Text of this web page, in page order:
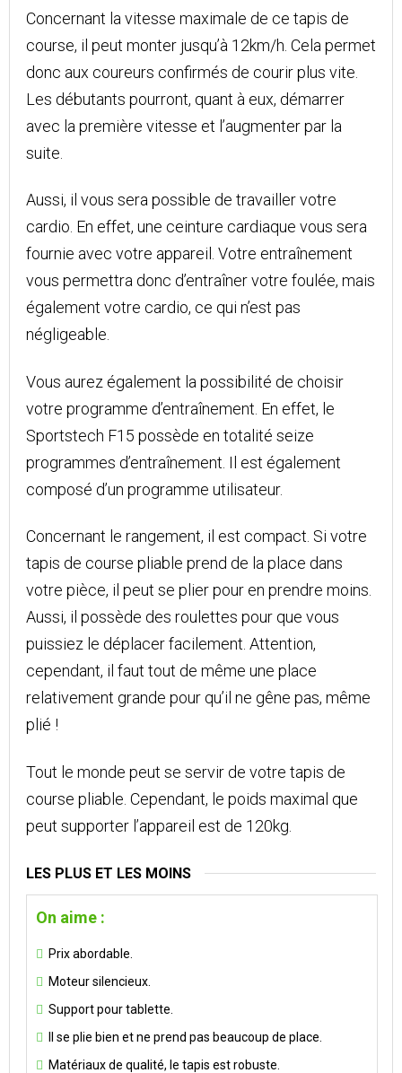
Concernant la vitesse maximale de ce tapis de
course, il peut monter jusqu’à 12km/h. Cela permet
donc aux coureurs confirmés de courir plus vite.
Les débutants pourront, quant à eux, démarrer
avec la première vitesse et l’augmenter par la
suite.
Aussi, il vous sera possible de travailler votre
cardio. En effet, une ceinture cardiaque vous sera
fournie avec votre appareil. Votre entraînement
vous permettra donc d’entraîner votre foulée, mais
également votre cardio, ce qui n’est pas
négligeable.
Vous aurez également la possibilité de choisir
votre programme d’entraînement. En effet, le
Sportstech F15 possède en totalité seize
programmes d’entraînement. Il est également
composé d’un programme utilisateur.
Concernant le rangement, il est compact. Si votre
tapis de course pliable prend de la place dans
votre pièce, il peut se plier pour en prendre moins.
Aussi, il possède des roulettes pour que vous
puissiez le déplacer facilement. Attention,
cependant, il faut tout de même une place
relativement grande pour qu’il ne gêne pas, même
plié !
Tout le monde peut se servir de votre tapis de
course pliable. Cependant, le poids maximal que
peut supporter l’appareil est de 120kg.
LES PLUS ET LES MOINS
On aime :
Prix abordable.
Moteur silencieux.
Support pour tablette.
Il se plie bien et ne prend pas beaucoup de place.
Matériaux de qualité, le tapis est robuste.